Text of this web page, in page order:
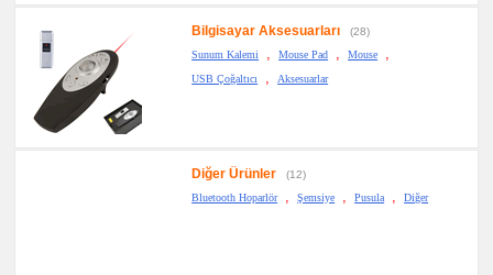
Bilgisayar Aksesuarları
(28)
Sunum Kalemi
Mouse Pad Mouse
USB Çoğaltıcı Aksesuarlar
Diğer Ürünler
(12)
Bluetooth Hoparlör
Şemsiye Pusula Diğer